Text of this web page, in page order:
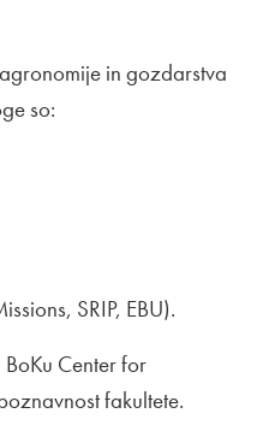
in gozdarstva
so:
SRIP, EBU).
Center for
fakultete.